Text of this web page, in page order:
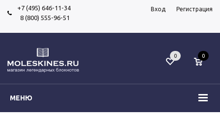
+7 (495) 646-11-34
8 (800) 555-96-51
Вход Регистрация
МЕНЮ
0 0